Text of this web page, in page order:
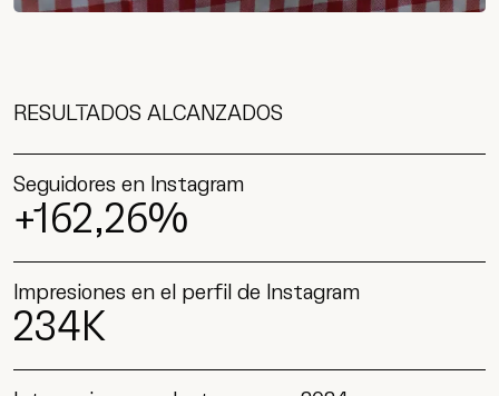
RESULTADOS ALCANZADOS
Seguidores en Instagram​
+162,26%
Impresiones en el perfil de Instagram
234K